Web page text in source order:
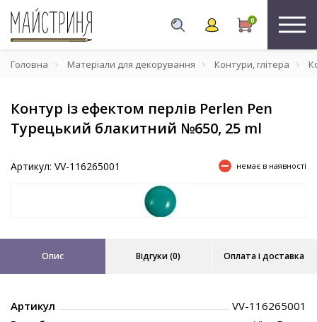
0
Головна Матеріали для декорування Контури, глітера
Контур із ефектом перлів Perlen Pen
Турецький блакитний №650, 25 ml
Артикул: VV-116265001 немає в наявності
Опис Відгуки (0) Оплата і доставка
Артикул
VV-116265001